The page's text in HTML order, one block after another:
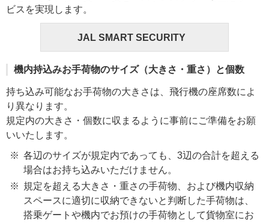
ビスを実現します。
JAL SMART SECURITY
機内持込みお手荷物のサイズ（大きさ・重さ）と個数
持ち込み可能なお手荷物の大きさは、飛行機の座席数によ
り異なります。
規定内の大きさ・個数に収まるように事前にご準備をお願
いいたします。
各辺のサイズが規定内であっても、3辺の合計を超える
場合はお持ち込みいただけません。
規定を超える大きさ・重さの手荷物、および機内収納
スペースに適切に収納できないと判断した手荷物は、
搭乗ゲートや機内でお預けの手荷物として貨物室にお